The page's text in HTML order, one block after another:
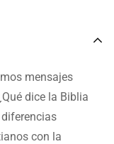
mensajes
dice la Biblia
con la